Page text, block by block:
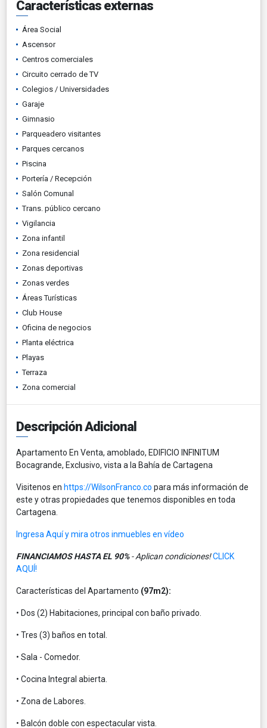
Características externas
Área Social
Ascensor
Centros comerciales
Circuito cerrado de TV
Colegios / Universidades
Garaje
Gimnasio
Parqueadero visitantes
Parques cercanos
Piscina
Portería / Recepción
Salón Comunal
Trans. público cercano
Vigilancia
Zona infantil
Zona residencial
Zonas deportivas
Zonas verdes
Áreas Turísticas
Club House
Oficina de negocios
Planta eléctrica
Playas
Terraza
Zona comercial
Descripción Adicional
Apartamento En Venta, amoblado, EDIFICIO INFINITUM
Bocagrande, Exclusivo, vista a la Bahía de Cartagena
Visitenos en https://WilsonFranco.co para más información de
este y otras propiedades que tenemos disponibles en toda
Cartagena.
Ingresa Aquí y mira otros inmuebles en vídeo
FINANCIAMOS HASTA EL 90%- Aplican condiciones!CLICK
AQUÍ!
Características del Apartamento (97m2):
• Dos (2) Habitaciones, principal con baño privado.
• Tres (3) baños en total.
• Sala - Comedor.
• Cocina Integral abierta.
• Zona de Labores.
• Balcón doble con espectacular vista.